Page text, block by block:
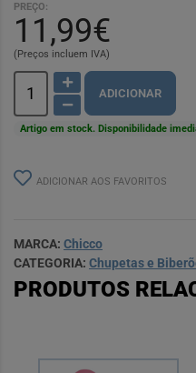
PREÇO:
11,99€
(Preços incluem IVA)
ADICIONAR
Artigo em stock. Disponibilidade
ADICIONAR AOS FAVORITOS
MARCA: Chicco
CATEGORIA: Chupetas e
PRODUTOS